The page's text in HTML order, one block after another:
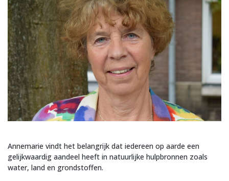
Annemarie vindt het belangrijk dat iedereen op aarde een
gelijkwaardig aandeel heeft in natuurlijke hulpbronnen zoals
water, land en grondstoffen.